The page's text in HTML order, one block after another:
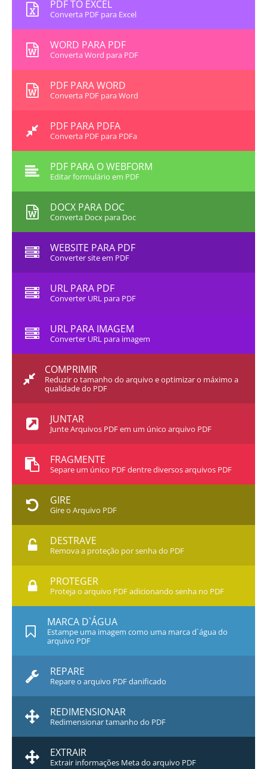
PDF TO EXCEL
Converta PDF para Excel
WORD PARA PDF
Converta Word para PDF
PDF PARA WORD
Converta PDF para Word
PDF PARA PDFA
Converta PDF para PDFa
PDF PARA O WEBFORM
Editar formulário em PDF
DOCX PARA DOC
Converta Docx para Doc
WEBSITE PARA PDF
Converter site em PDF
URL PARA PDF
Converter URL para PDF
URL PARA IMAGEM
Converter URL para imagem
COMPRIMIR
Reduzir o tamanho do arquivo e optimizar o máximo a
qualidade do PDF
JUNTAR
Junte Arquivos PDF em um único arquivo PDF
FRAGMENTE
Separe um único PDF dentre diversos arquivos PDF
GIRE
Gire o Arquivo PDF
DESTRAVE
Remova a proteção por senha do PDF
PROTEGER
Proteja o arquivo PDF adicionando senha no PDF
MARCA D`ÁGUA
Estampe uma imagem como uma marca d`água do
arquivo PDF
REPARE
Repare o arquivo PDF danificado
REDIMENSIONAR
Redimensionar tamanho do PDF
EXTRAIR
Extrair informações Meta do arquivo PDF